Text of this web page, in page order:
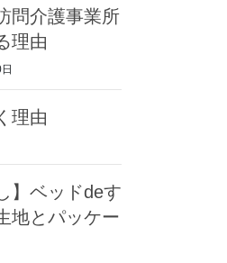
問介護事業所
理由
理由
】ベッドdeす
地とパッケー